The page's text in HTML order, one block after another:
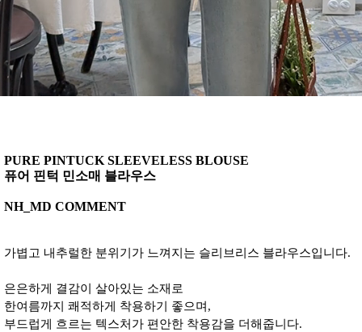
PURE PINTUCK SLEEVELESS BLOUSE
퓨어 핀턱 민소매 블라우스
NH_MD COMMENT
가볍고 내추럴한 분위기가 느껴지는 슬리브리스 블라우스입니다.
은은하게 결감이 살아있는 소재로
한여름까지 쾌적하게 착용하기 좋으며,
부드럽게 흐르는 텍스처가 편안한 착용감을 더해줍니다.